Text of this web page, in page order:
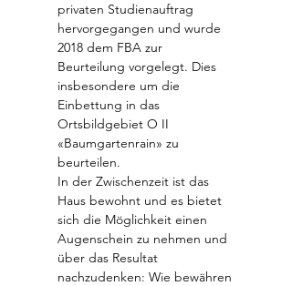
privaten Studienauftrag
hervorgegangen und wurde
2018 dem FBA zur
Beurteilung vorgelegt. Dies
insbesondere um die
Einbettung in das
Ortsbildgebiet O II
«Baumgartenrain» zu
beurteilen.
In der Zwischenzeit ist das
Haus bewohnt und es bietet
sich die Möglichkeit einen
Augenschein zu nehmen und
über das Resultat
nachzudenken: Wie bewähren